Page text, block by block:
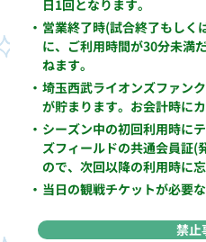
日1回となります。
・ 営業終了時(試合終了もしく
に、ご利用時間が30分未満
ねます。
・ 埼玉西武ライオンズファン
が貯まります。お会計時に
・ シーズン中の初回利用時に
ズフィールドの共通会員証(
ので、次回以降の利用時に
・ 当日の観戦チケットが必要な
禁止